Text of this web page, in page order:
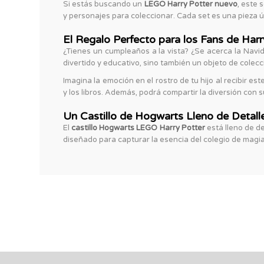
Si estás buscando un LEGO Harry Potter nuevo, este
y personajes para coleccionar. Cada set es una pieza
El Regalo Perfecto para los Fans de
¿Tienes un cumpleaños a la vista? ¿Se acerca la
divertido y educativo, sino también un objeto de
Imagina la emoción en el rostro de tu hijo al recibir
y los libros. Además, podrá compartir la diversión con
Un Castillo de Hogwarts Lleno de
El castillo Hogwarts LEGO Harry Potterestá lleno de
diseñado para capturar la esencia del colegio de